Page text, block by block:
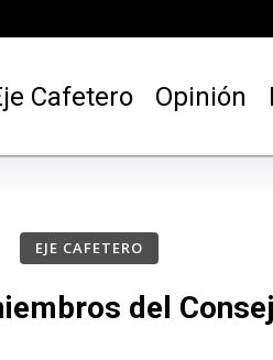
Cafetero Opinión
EJE CAFETERO
del